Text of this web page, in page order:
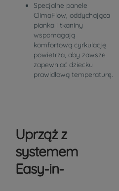
Specjalne panele
ClimaFlow, oddychająca
pianka i tkaniny
wspomagają
komfortową cyrkulację
powietrza, aby zawsze
zapewniać dziecku
prawidłową temperaturę.
Uprząż z
systemem
Easy-in-